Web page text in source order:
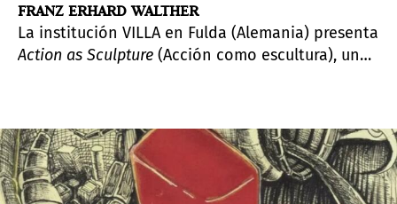
FRANZ ERHARD WALTHER
La institución VILLA en Fulda (Alemania) presenta
Action as Sculpture (Acción como escultura), un